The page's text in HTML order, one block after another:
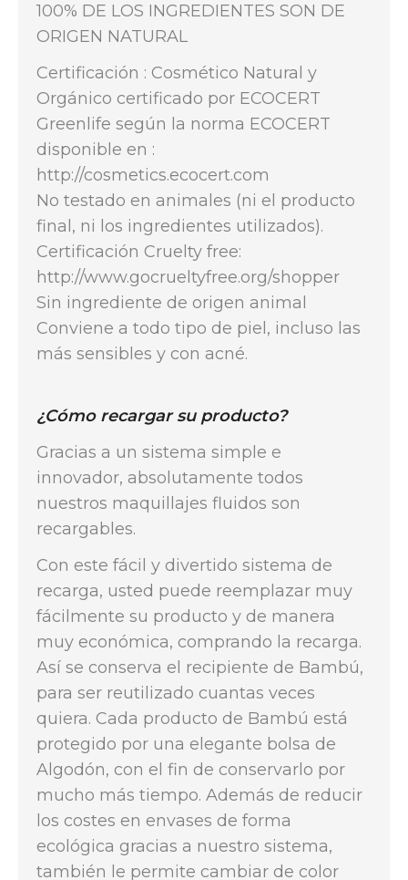
100% DE LOS INGREDIENTES SON DE
ORIGEN NATURAL
Certificación : Cosmético Natural y
Orgánico certificado por ECOCERT
Greenlife según la norma ECOCERT
disponible en :
http://cosmetics.ecocert.com
No testado en animales (ni el producto
final, ni los ingredientes utilizados).
Certificación Cruelty free:
http://www.gocrueltyfree.org/shopper
Sin ingrediente de origen animal
Conviene a todo tipo de piel, incluso las
más sensibles y con acné.
¿Cómo recargar su producto?
Gracias a un sistema simple e
innovador, absolutamente todos
nuestros maquillajes fluidos son
recargables.
Con este fácil y divertido sistema de
recarga, usted puede reemplazar muy
fácilmente su producto y de manera
muy económica, comprando la recarga.
Así se conserva el recipiente de Bambú,
para ser reutilizado cuantas veces
quiera. Cada producto de Bambú está
protegido por una elegante bolsa de
Algodón, con el fin de conservarlo por
mucho más tiempo. Además de reducir
los costes en envases de forma
ecológica gracias a nuestro sistema,
también le permite cambiar de color